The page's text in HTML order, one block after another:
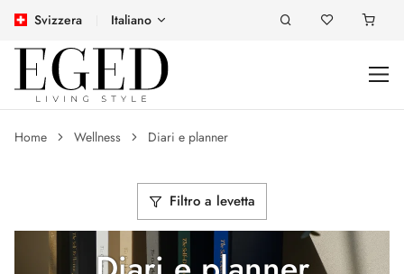
Svizzera Italiano
Home Wellness Diari e planner
Filtro a levetta